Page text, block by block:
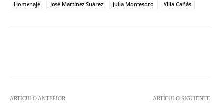
Homenaje
José Martínez Suárez Julia Montesoro Villa Cañás
ARTÍCULO ANTERIOR ARTÍCULO SIGUIENTE